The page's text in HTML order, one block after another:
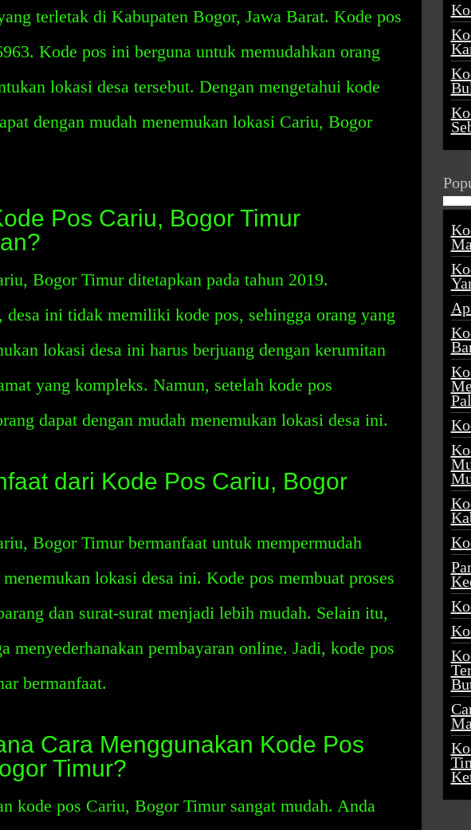
terletak di Kabupaten Bogor, Jawa Barat. Kode pos
Kode pos ini berguna untuk memudahkan orang
lokasi desa tersebut. Dengan mengetahui kode
dengan mudah menemukan lokasi Cariu, Bogor
Pos Cariu, Bogor Timur
Bogor Timur ditetapkan pada tahun 2019.
desa ini tidak memiliki kode pos, sehingga orang yang
lokasi desa ini harus berjuang dengan kerumitan
yang kompleks. Namun, setelah kode pos
dapat dengan mudah menemukan lokasi desa ini.
dari Kode Pos Cariu, Bogor
Bogor Timur bermanfaat untuk mempermudah
lokasi desa ini. Kode pos membuat proses
dan surat-surat menjadi lebih mudah. Selain itu,
menyederhanakan pembayaran online. Jadi, kode pos
bermanfaat.
Cara Menggunakan Kode Pos
Timur?
kode pos Cariu, Bogor Timur sangat mudah. Anda